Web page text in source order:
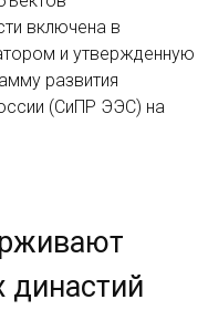
включена в
и утвержденную
развития
(СиПР ЭЭС) на